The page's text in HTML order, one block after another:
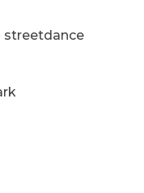
streetdance